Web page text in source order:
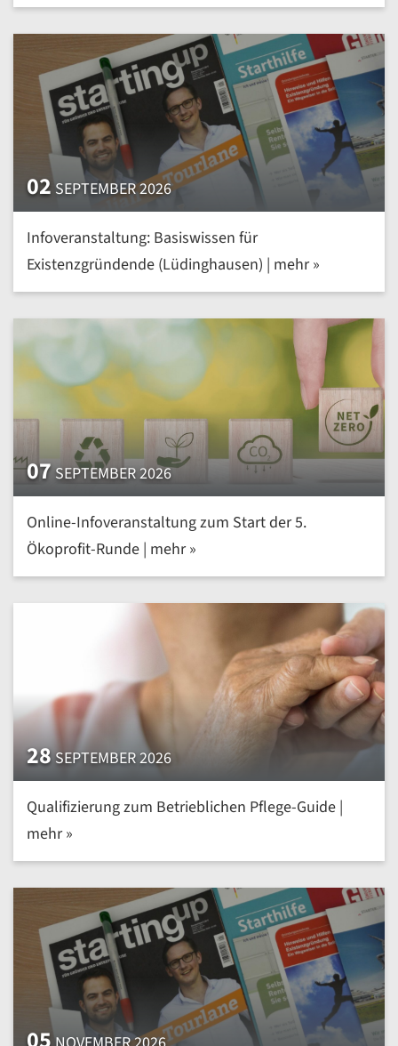
02 SEPTEMBER 2026
Infoveranstaltung: Basiswissen für
Existenzgründende (Lüdinghausen) | mehr »
07SEPTEMBER 2026
Online-Infoveranstaltung zum Start der 5.
Ökoprofit-Runde | mehr »
28SEPTEMBER 2026
Qualifizierung zum Betrieblichen Pflege-Guide |
mehr »